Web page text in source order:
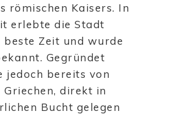
römischen Kaisers. In
erlebte die Stadt
beste Zeit und wurde
Gegründet
jedoch bereits von
Griechen, direkt in
Bucht gelegen